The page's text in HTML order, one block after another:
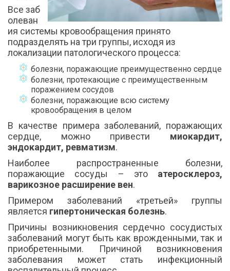
Все заб
олеван
ия системы кровообращения принято
подразделять на три группы, исходя из
локализации патологического процесса:
болезни, поражающие преимущественно сердце
болезни, протекающие с преимущественным
поражением сосудов
болезни, поражающие всю систему
кровообращения в целом
В качестве примера заболеваний, поражающих
сердце, можно привести миокардит,
эндокардит, ревматизм.
Наиболее распространенные болезни,
поражающие сосуды – это атеросклероз,
варикозное расширение вен.
Примером заболеваний «третьей» группы
является гипертоническая болезнь.
Причины возникновения сердечно сосудистых
заболеваний могут быть как врожденными, так и
приобретенными. Причиной возникновения
заболевания может стать инфекционный